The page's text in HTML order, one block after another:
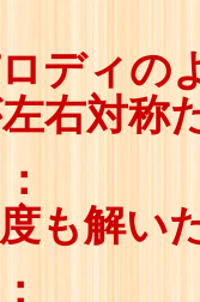
ディの
右対称
も解い